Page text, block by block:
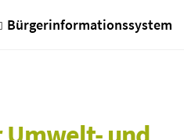
Bürgerinformationssystem